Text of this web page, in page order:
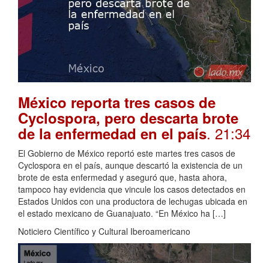
México reporta tres casos de
Cyclospora, pero descarta brote
de la enfermedad en el país. 21:34
El Gobierno de México reportó este martes tres casos de
Cyclospora en el país, aunque descartó la existencia de un
brote de esta enfermedad y aseguró que, hasta ahora,
tampoco hay evidencia que vincule los casos detectados en
Estados Unidos con una productora de lechugas ubicada en
el estado mexicano de Guanajuato. “En México ha […]
Noticiero Científico y Cultural Iberoamericano